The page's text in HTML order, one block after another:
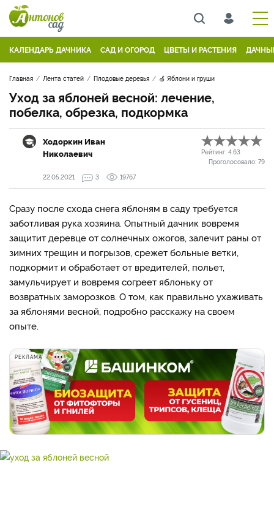
КАЛЕНДАРЬ ДАЧНИКА САД И ОГОРОД ЦВЕТЫ И РАСТЕНИЯ
Главная Лента статей Плодовые деревья 🍏 Яблони и груши
Уход за яблоней весной: лечение,
побелка, обрезка, подкормка
Ходоркин Иван
Николаевич
Рейтинг: 4.63
Проголосовало: 79
22.05.2021
3 19767
Сразу после схода снега яблоням в саду требуется
заботливая рука хозяина. Опытный дачник вовремя
защитит деревце от солнечных ожогов, залечит раны от
зимних трещин и погрызов, срежет больные ветки,
подкормит и обработает от вредителей, польет,
замульчирует и вовремя согреет яблоньку от
возвратных заморозков. О том, как правильно ухаживать
за яблонями весной, подробно расскажу на своем
опыте.
РЕКЛАМА